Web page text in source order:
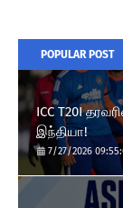
POPULAR POST
ICC T20I
இந்தியா!
7/27/2026